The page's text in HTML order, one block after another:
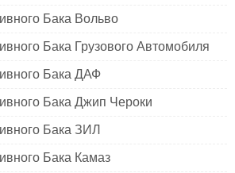
Бака Вольво
Бака Грузового Автомобиля
Бака ДАФ
Бака Джип Чероки
Бака ЗИЛ
Бака Камаз